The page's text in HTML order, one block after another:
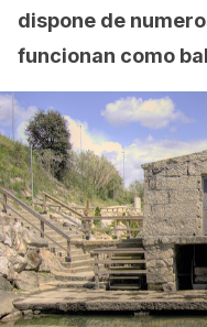
dispone de
funcionan como